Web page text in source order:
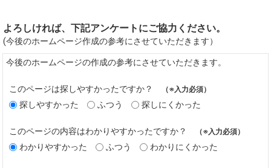
よろしければ、下記アンケートにご協力ください。
(今後のホームページ作成の参考にさせていただきます）
今後のホームページの作成の参考にさせていただきます。
このページは探しやすかったですか？ （※入力必須）
探しやすかった ふつう 探しにくかった
このページの内容はわかりやすかったですか？ （※入力必須）
わかりやすかった ふつう わかりにくかった